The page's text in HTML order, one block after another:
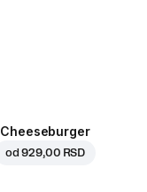
Cheeseburger
od929,00 RSD